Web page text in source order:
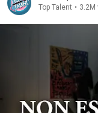
Top Talent • 3.2M